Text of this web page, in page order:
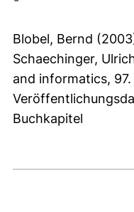
Blobel, Bernd
Schaechinger,
and informatics,
Buchkapitel